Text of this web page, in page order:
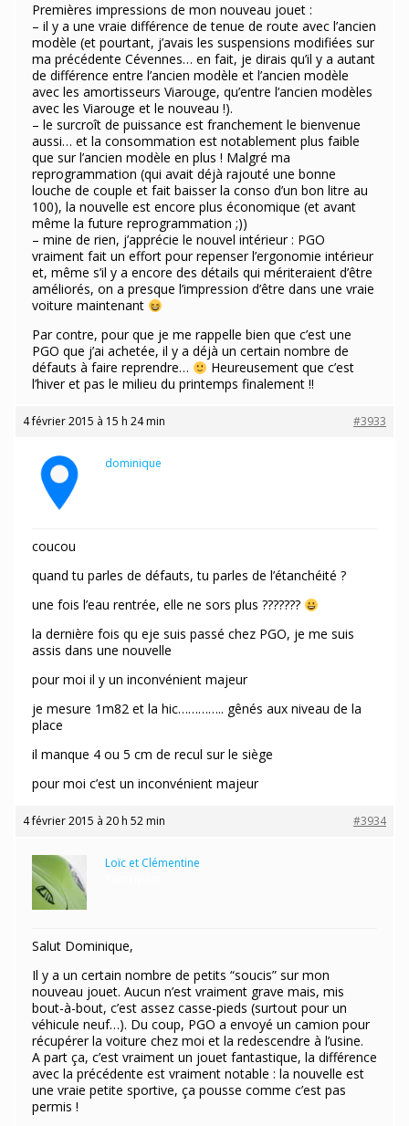
Premières impressions de mon nouveau jouet :
– il y a une vraie différence de tenue de route avec l’ancien
modèle (et pourtant, j’avais les suspensions modifiées sur
ma précédente Cévennes… en fait, je dirais qu’il y a autant
de différence entre l’ancien modèle et l’ancien modèle
avec les amortisseurs Viarouge, qu’entre l’ancien modèles
avec les Viarouge et le nouveau !).
– le surcroît de puissance est franchement le bienvenue
aussi… et la consommation est notablement plus faible
que sur l’ancien modèle en plus ! Malgré ma
reprogrammation (qui avait déjà rajouté une bonne
louche de couple et fait baisser la conso d’un bon litre au
100), la nouvelle est encore plus économique (et avant
même la future reprogrammation ;))
– mine de rien, j’apprécie le nouvel intérieur : PGO
vraiment fait un effort pour repenser l’ergonomie intérieur
et, même s’il y a encore des détails qui mériteraient d’être
améliorés, on a presque l’impression d’être dans une vraie
voiture maintenant
Par contre, pour que je me rappelle bien que c’est une
PGO que j’ai achetée, il y a déjà un certain nombre de
défauts à faire reprendre…
Heureusement que c’est
l’hiver et pas le milieu du printemps finalement !!
4 février 2015 à 15 h 24 min #3933
dominique
coucou
quand tu parles de défauts, tu parles de l’étanchéité ?
une fois l’eau rentrée, elle ne sors plus ???????
la dernière fois qu eje suis passé chez PGO, je me suis
assis dans une nouvelle
pour moi il y un inconvénient majeur
je mesure 1m82 et la hic………….. gênés aux niveau de la
place
il manque 4 ou 5 cm de recul sur le siège
pour moi c’est un inconvénient majeur
4 février 2015 à 20 h 52 min #3934
Loïc et Clémentine
Salut Dominique,
Il y a un certain nombre de petits “soucis” sur mon
nouveau jouet. Aucun n’est vraiment grave mais, mis
bout-à-bout, c’est assez casse-pieds (surtout pour un
véhicule neuf…). Du coup, PGO a envoyé un camion pour
récupérer la voiture chez moi et la redescendre à l’usine.
A part ça, c’est vraiment un jouet fantastique, la différence
avec la précédente est vraiment notable : la nouvelle est
une vraie petite sportive, ça pousse comme c’est pas
permis !